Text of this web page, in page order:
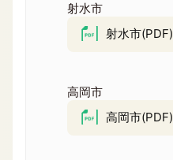
射水市
射水市(PDF)
高岡市
高岡市(PDF)